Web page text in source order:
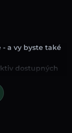
a vy byste také
dostupných
nebo
na jednom